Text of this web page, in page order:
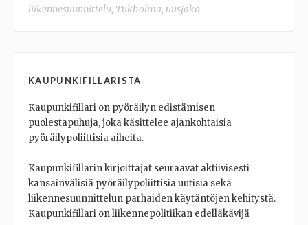
liikennesuunnittelu, Tukholma, uusjako
KAUPUNKIFILLARISTA
Kaupunkifillari on pyöräilyn edistämisen
puolestapuhuja, joka käsittelee ajankohtaisia
pyöräilypoliittisia aiheita.
Kaupunkifillarin kirjoittajat seuraavat aktiivisesti
kansainvälisiä pyöräilypoliittisia uutisia sekä
liikennesuunnittelun parhaiden käytäntöjen kehitystä.
Kaupunkifillari on liikennepolitiikan edelläkävijä